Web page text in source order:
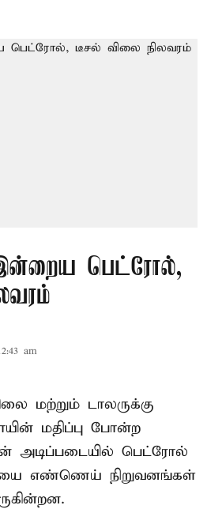
பெட்ரோல்,
am
மற்றும் டாலருக்கு
மதிப்பு போன்ற
அடிப்படையில் பெட்ரோல்
எண்ணெய் நிறுவனங்கள்